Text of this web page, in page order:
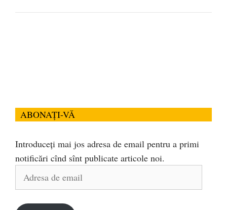
ABONAȚI-VĂ
Introduceți mai jos adresa de email pentru a primi
notificări cînd sînt publicate articole noi.